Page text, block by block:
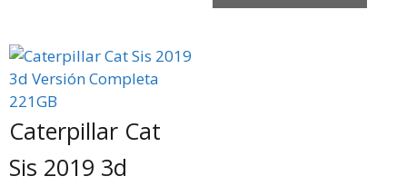
Caterpillar Cat
Sis 2019 3d